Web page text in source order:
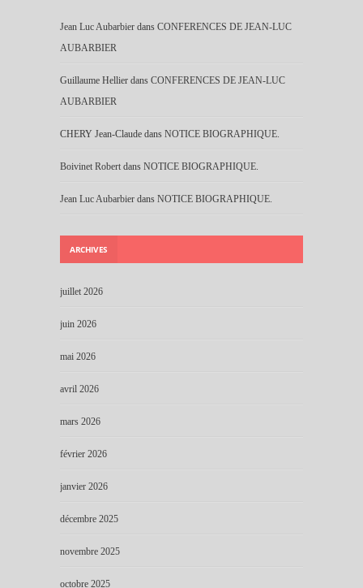
Jean Luc Aubarbier dans CONFERENCES DE JEAN-LUC
AUBARBIER
Guillaume Hellier dans CONFERENCES DE JEAN-LUC
AUBARBIER
CHERY Jean-Claude dans NOTICE BIOGRAPHIQUE.
Boivinet Robert dans NOTICE BIOGRAPHIQUE.
Jean Luc Aubarbier dans NOTICE BIOGRAPHIQUE.
ARCHIVES
juillet 2026
juin 2026
mai 2026
avril 2026
mars 2026
février 2026
janvier 2026
décembre 2025
novembre 2025
octobre 2025